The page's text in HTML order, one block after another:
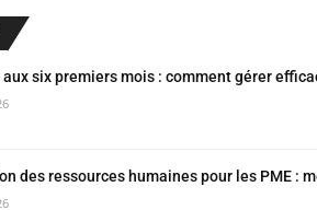
aux six premiers mois : comment gérer
des ressources humaines pour les PME :